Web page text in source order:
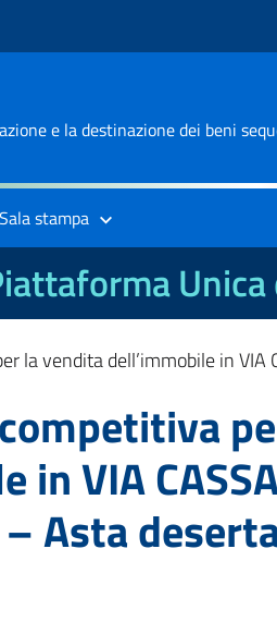
e la destinazione dei beni
Sala stampa
la vendita dell’immobile in VIA
VIA
– Asta